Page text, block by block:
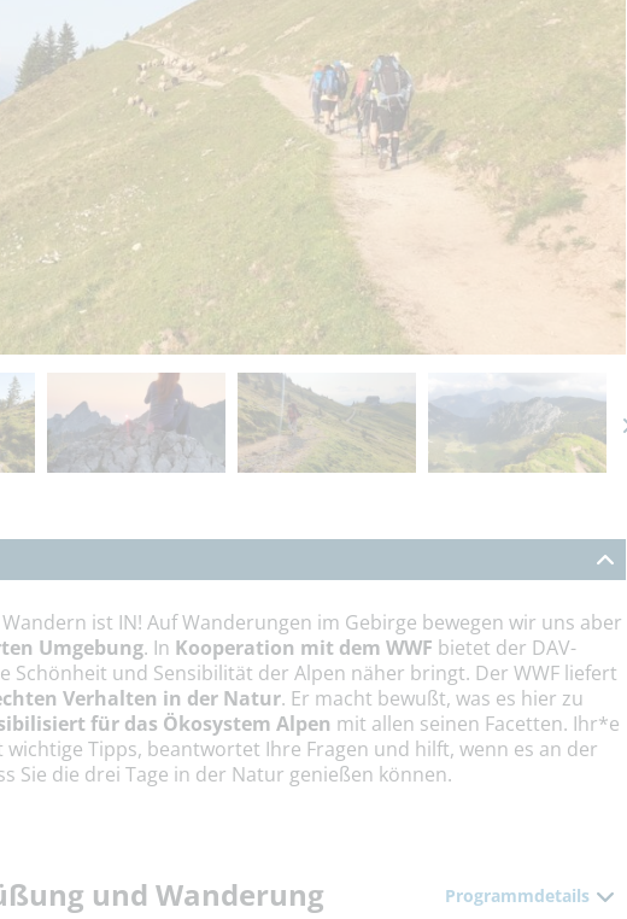
ist IN! Auf Wanderungen im Gebirge bewegen wir uns aber
Umgebung. In Kooperation mit dem WWF bietet der DAV-
Schönheit und Sensibilität der Alpen näher bringt. Der WWF liefert
Verhalten in der Natur. Er macht bewußt, was es hier zu
für das Ökosystem Alpen mit allen seinen Facetten. Ihr*e
Tipps, beantwortet Ihre Fragen und hilft, wenn es an der
Sie die drei Tage in der Natur genießen können.
und Wanderung Programmdetails